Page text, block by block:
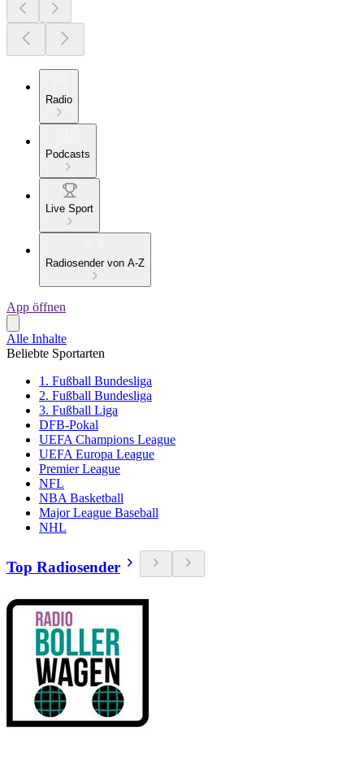
Radio
Podcasts
Live Sport
Radiosender von A-Z
App öffnen
Alle Inhalte
Beliebte Sportarten
1. Fußball Bundesliga
2. Fußball Bundesliga
3. Fußball Liga
DFB-Pokal
UEFA Champions League
UEFA Europa League
Premier League
NFL
NBA Basketball
Major League Baseball
NHL
Top Radiosender